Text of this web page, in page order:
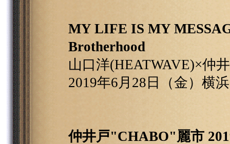
MY LIFE IS MY
Brotherhood
山口洋(HEATWAVE)×仲
2019年6月28日（金）横
仲井戸"CHABO"麗市